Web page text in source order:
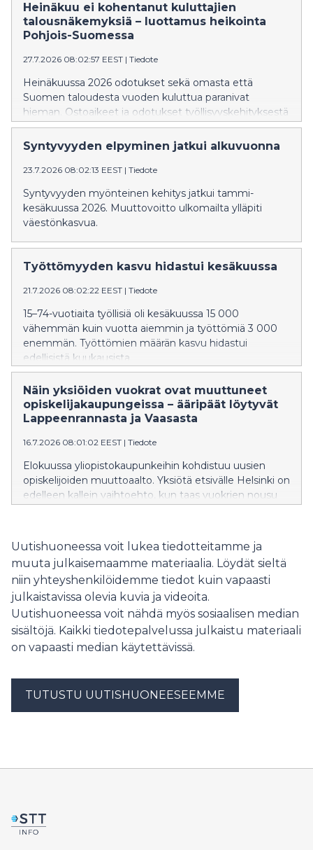
Heinäkuu ei kohentanut kuluttajien
talousnäkemyksiä – luottamus heikointa
Pohjois-Suomessa
27.7.2026 08:02:57 EEST | Tiedote
Heinäkuussa 2026 odotukset sekä omasta että
Suomen taloudesta vuoden kuluttua paranivat
hieman. Ostoaikeet ja odotukset työllisyyskehityksestä
pysyivät heikkoina.
Syntyvyyden elpyminen jatkui alkuvuonna
23.7.2026 08:02:13 EEST | Tiedote
Syntyvyyden myönteinen kehitys jatkui tammi-
kesäkuussa 2026. Muuttovoitto ulkomailta ylläpiti
väestönkasvua.
Työttömyyden kasvu hidastui kesäkuussa
21.7.2026 08:02:22 EEST | Tiedote
15–74-vuotiaita työllisiä oli kesäkuussa 15 000
vähemmän kuin vuotta aiemmin ja työttömiä 3 000
enemmän. Työttömien määrän kasvu hidastui
edellisistä kuukausista.
Näin yksiöiden vuokrat ovat muuttuneet
opiskelijakaupungeissa – ääripäät löytyvät
Lappeenrannasta ja Vaasasta
16.7.2026 08:01:02 EEST | Tiedote
Elokuussa yliopistokaupunkeihin kohdistuu uusien
opiskelijoiden muuttoaalto. Yksiötä etsivälle Helsinki on
edelleen kallein vaihtoehto, kun taas vuokrien nousu
Uutishuoneessa voit lukea tiedotteitamme ja
muuta julkaisemaamme materiaalia. Löydät sieltä
niin yhteyshenkilöidemme tiedot kuin vapaasti
julkaistavissa olevia kuvia ja videoita.
Uutishuoneessa voit nähdä myös sosiaalisen median
sisältöjä. Kaikki tiedotepalvelussa julkaistu materiaali
on vapaasti median käytettävissä.
TUTUSTU UUTISHUONEESEEMME